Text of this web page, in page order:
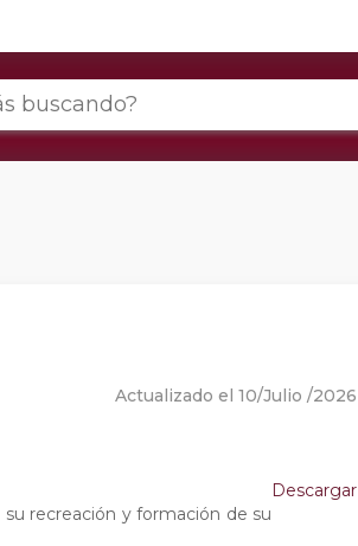
Actualizado el 10/Julio /2026
Descargar
recreación y formación de su